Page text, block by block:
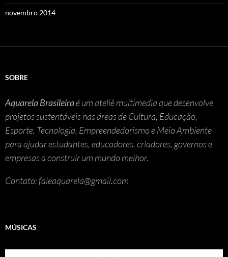
novembro 2014
SOBRE
Aquarela Brasileiraé um ateliê multimedia que desenvolve
projetos sustentáveis nas áreas de Cultura, Educação,
Esporte, Tecnologia, Empreendedorismo e Meio Ambiente
para ajudar estudantes, educadores, criadores, governos e
empresas a construir um mundo melhor.
Contato: faleaquarela@gmail.com
MÚSICAS